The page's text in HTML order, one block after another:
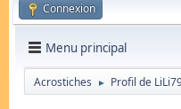
Connexion
Menu principal
Acrostiches ► Profil de